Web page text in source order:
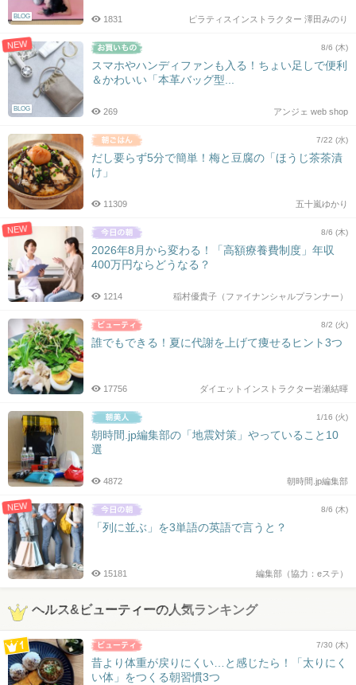
BLOG ピラティスインストラクター 澤田みのり
1831
NEW
BLOG
8/6 (木)
スマホやハンディファンも入る！ちょい足しで便利
＆かわいい「本革バッグ型...
アンジェ web shop
269
7/22 (水)
だし要らず5分で簡単！梅と豆腐の「ほうじ茶茶漬
け」
五十嵐ゆかり
11309
NEW 8/6 (木)
2026年8月から変わる！「高額療養費制度」年収
400万円ならどうなる？
稲村優貴子（ファイナンシャルプランナー）
1214
8/2 (火)
誰でもできる！夏に代謝を上げて痩せるヒント3つ
ダイエットインストラクター岩瀬結暉
17756
1/16 (火)
朝時間.jp編集部の「地震対策」やっていること10
選
朝時間.jp編集部
4872
NEW 8/6 (木)
「列に並ぶ」を3単語の英語で言うと？
編集部（協力：eステ）
15181
ヘルス&ビューティーの人気ランキング
7/30 (木)
昔より体重が戻りにくい…と感じたら！「太りにく
い体」をつくる朝習慣3つ